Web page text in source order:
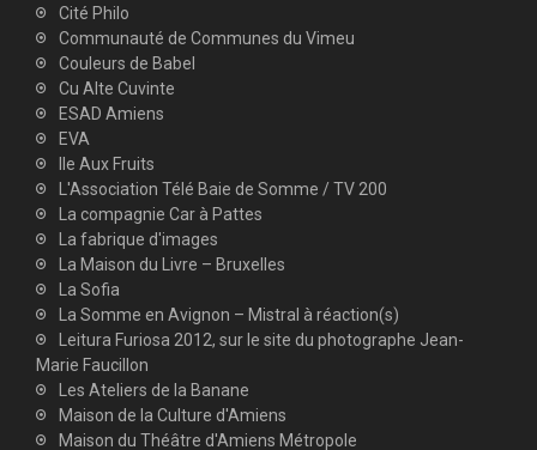
Cité Philo
Communauté de Communes du Vimeu
Couleurs de Babel
Cu Alte Cuvinte
ESAD Amiens
EVA
Ile Aux Fruits
L'Association Télé Baie de Somme / TV 200
La compagnie Car à Pattes
La fabrique d'images
La Maison du Livre – Bruxelles
La Sofia
La Somme en Avignon – Mistral à réaction(s)
Leitura Furiosa 2012, sur le site du photographe Jean-
Marie Faucillon
Les Ateliers de la Banane
Maison de la Culture d'Amiens
Maison du Théâtre d'Amiens Métropole